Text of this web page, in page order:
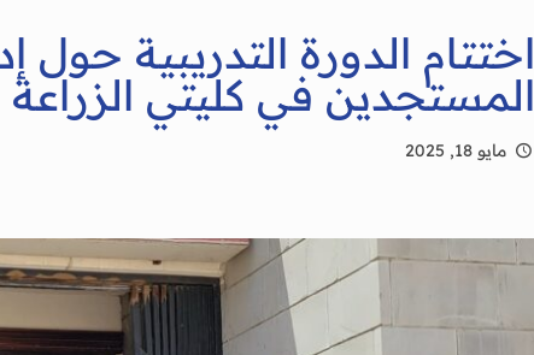
اختتام الدورة التدريبية
المستجدين في كليتي الزراعة
مايو 18, 2025